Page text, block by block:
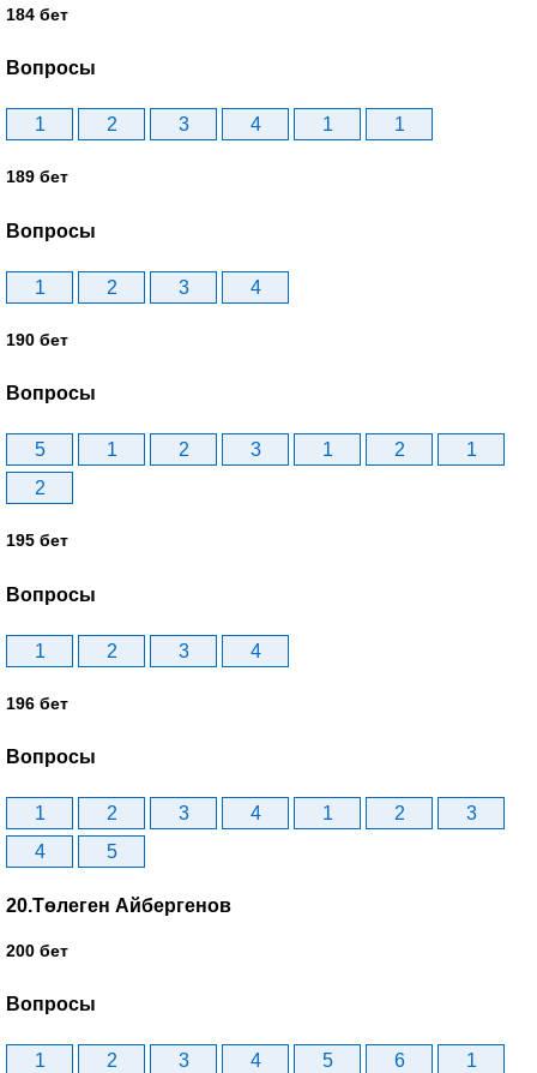
184 бет
Вопросы
1 2 3 4 1 1
189 бет
Вопросы
1 2 3 4
190 бет
Вопросы
5 1 2 3 1 2
1
2
195 бет
Вопросы
1 2 3 4
196 бет
Вопросы
1 2 3 4 1 2
3
4
5
20.Төлеген Айбергенов
200 бет
Вопросы
1 2 3 4 5 6
1